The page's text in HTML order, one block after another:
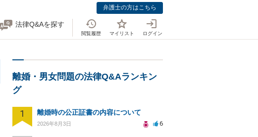
弁護士の方はこちら
法律Q&Aを探す
閲覧履歴 マイリスト ログイン
離婚・男女問題の法律Q&Aランキン
グ
1 離婚時の公正証書の内容について
2026年8月3日 6